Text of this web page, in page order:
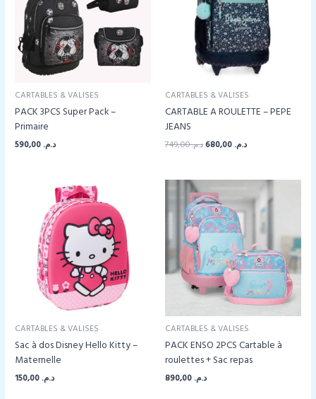
CARTABLES & VALISES
PACK 3PCS Super Pack –
Primaire
د.م.
CARTABLES & VALISES
CARTABLE A ROULETTE – PEPE
JEANS
د.م.749,00
Le
était :
د.م.Le
est :
CARTABLES & VALISES
Sac à dos Disney Hello Kitty –
Maternelle
د.م.
CARTABLES & VALISES
PACK ENSO 2PCS Cartable à
roulettes + Sac repas
د.م.